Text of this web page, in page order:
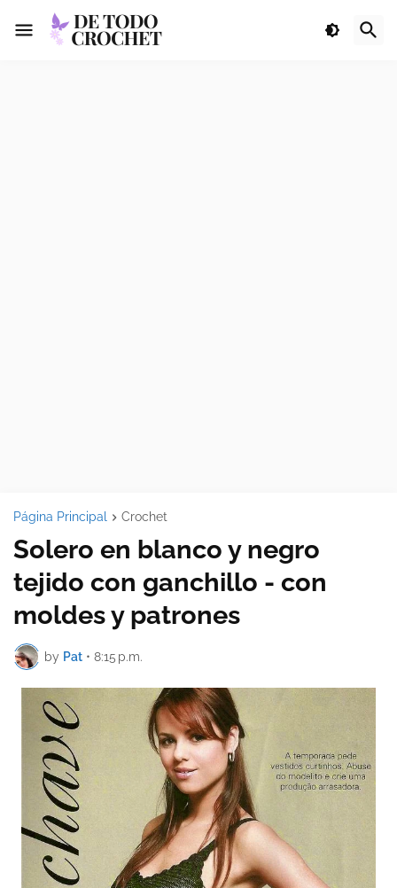
Página Principal Crochet
Solero en blanco y negro
tejido con ganchillo - con
moldes y patrones
by Pat • 8:15 p.m.